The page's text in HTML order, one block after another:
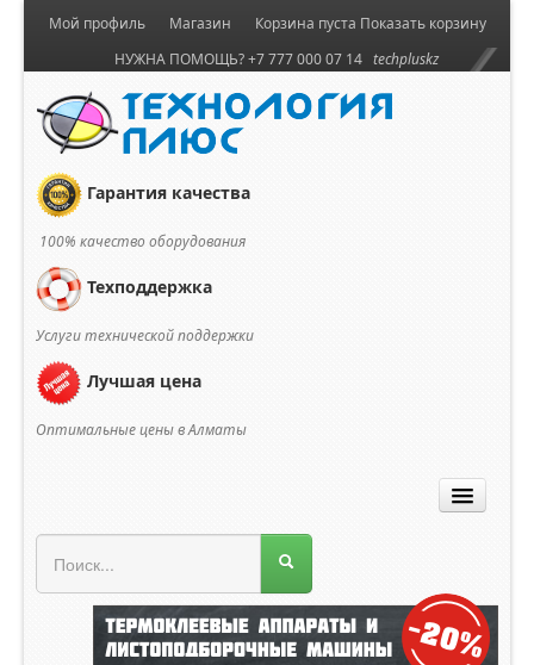
Корзина пуста Показать корзину
Мой профиль
Магазин
НУЖНА ПОМОЩЬ? +7 777 000 07 14 techpluskz
Гарантия качества
100% качество оборудования
Техподдержка
Услуги технической поддержки
Лучшая цена
Оптимальные цены в Алматы
Главная
О компании